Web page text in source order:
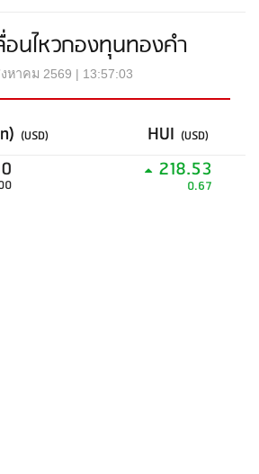
อนไหวกองทุนทองคำ
หาคม 2569 | 13:57:03
(USD) HUI (USD)
218.53
0.67